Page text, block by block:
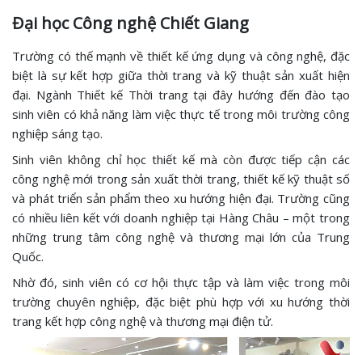
Đại học Công nghệ Chiết Giang
Trường có thế mạnh về thiết kế ứng dụng và công nghệ, đặc
biệt là sự kết hợp giữa thời trang và kỹ thuật sản xuất hiện
đại. Ngành Thiết kế Thời trang tại đây hướng đến đào tạo
sinh viên có khả năng làm việc thực tế trong môi trường công
nghiệp sáng tạo.
Sinh viên không chỉ học thiết kế mà còn được tiếp cận các
công nghệ mới trong sản xuất thời trang, thiết kế kỹ thuật số
và phát triển sản phẩm theo xu hướng hiện đại. Trường cũng
có nhiều liên kết với doanh nghiệp tại Hàng Châu – một trong
những trung tâm công nghệ và thương mại lớn của Trung
Quốc.
Nhờ đó, sinh viên có cơ hội thực tập và làm việc trong môi
trường chuyên nghiệp, đặc biệt phù hợp với xu hướng thời
trang kết hợp công nghệ và thương mại điện tử.